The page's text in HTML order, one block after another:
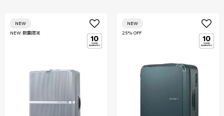
NEW 数量限定
NEW
25% OFF
NEW